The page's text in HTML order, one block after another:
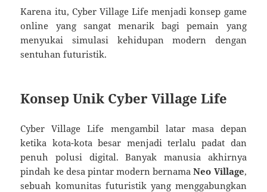
Karena itu, Cyber Village Life menjadi konsep game
online yang sangat menarik bagi pemain yang
menyukai simulasi kehidupan modern dengan
sentuhan futuristik.
Konsep Unik Cyber Village Life
Cyber Village Life mengambil latar masa depan
ketika kota-kota besar menjadi terlalu padat dan
penuh polusi digital. Banyak manusia akhirnya
pindah ke desa pintar modern bernamaNeo Village,
sebuah komunitas futuristik yang menggabungkan